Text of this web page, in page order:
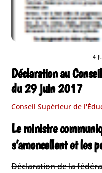
4
Déclaration au
du 29 juin 2017
Conseil Supérieur de
Le ministre
s’amoncellent et les
Déclaration de la